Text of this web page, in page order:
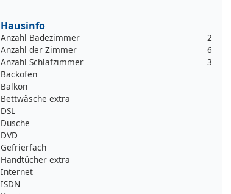
Hausinfo
Anzahl Badezimmer
2
Anzahl der Zimmer
6
Anzahl Schlafzimmer
3
Backofen
Balkon
Bettwäsche extra
DSL
Dusche
DVD
Gefrierfach
Handtücher extra
Internet
ISDN